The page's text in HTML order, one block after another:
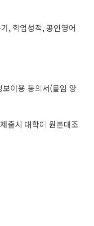
, 학업성적, 공인영어
이용 동의서(붙임 양
출시 대학이 원본대조